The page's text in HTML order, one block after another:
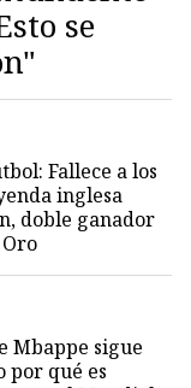
se
Fallece a los
inglesa
doble ganador
Mbappe sigue
por qué es